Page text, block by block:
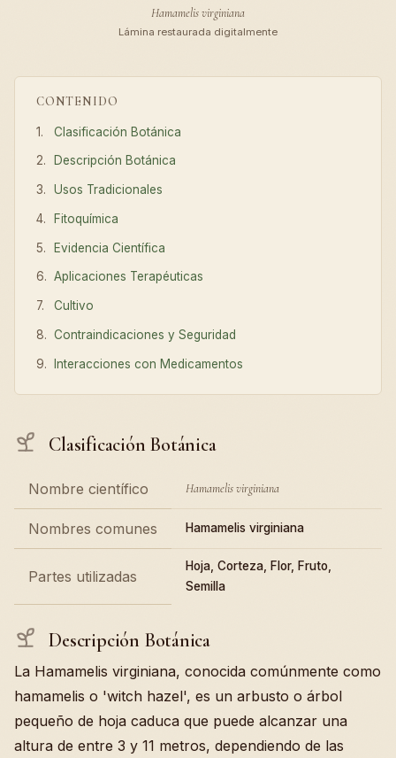
CONTENIDO
Clasificación Botánica
Descripción Botánica
Usos Tradicionales
Fitoquímica
Evidencia Científica
Aplicaciones Terapéuticas
Cultivo
Contraindicaciones y Seguridad
Interacciones con Medicamentos
Clasificación Botánica
Nombre científico Hamamelis virginiana
Nombres comunes Hamamelis virginiana
Partes utilizadas
Hoja, Corteza, Flor, Fruto,
Semilla
Descripción Botánica
La Hamamelis virginiana, conocida comúnmente como
hamamelis o 'witch hazel', es un arbusto o árbol
pequeño de hoja caduca que puede alcanzar una
altura de entre 3 y 11 metros, dependiendo de las
Hamamelis virginiana
Lámina restaurada digitalmente